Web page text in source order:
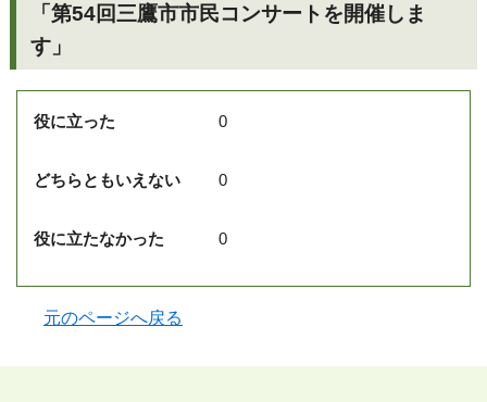
「第54回三鷹市市民コンサートを開催しま
す」
役に立った 0
どちらともいえない 0
役に立たなかった 0
元のページへ戻る